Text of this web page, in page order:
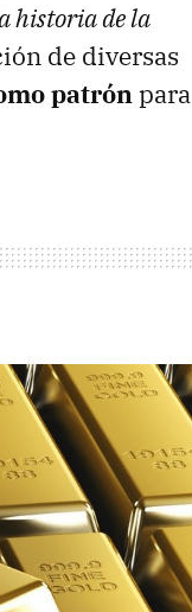
historia de la
de diversas
patrónpara